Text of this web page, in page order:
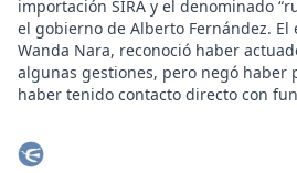
importación SIRA y el denominado
el gobierno de Alberto Fernández.
Wanda Nara, reconoció haber
algunas gestiones, pero negó haber
haber tenido contacto directo con
ingresó a la fiscalía a las 7:30 con el
versión "preliminar y de buena fe"